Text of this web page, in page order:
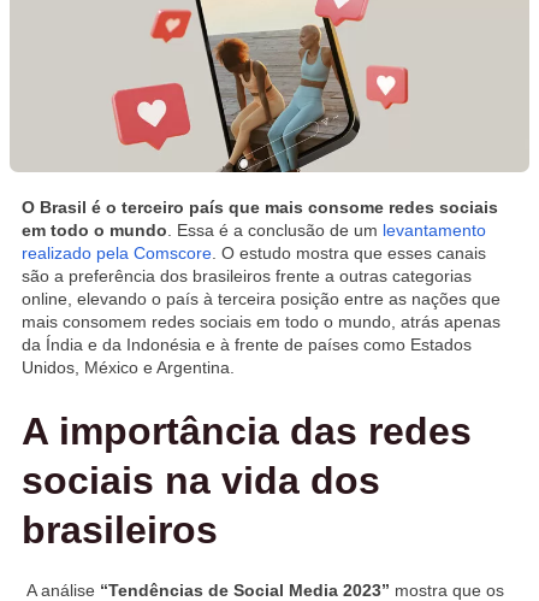
O Brasil é o terceiro país que mais consome redes sociais
em todo o mundo. Essa é a conclusão de um levantamento
realizado pela Comscore. O estudo mostra que esses canais
são a preferência dos brasileiros frente a outras categorias
online, elevando o país à terceira posição entre as nações que
mais consomem redes sociais em todo o mundo, atrás apenas
da Índia e da Indonésia e à frente de países como Estados
Unidos, México e Argentina.
A importância das redes
sociais na vida dos
brasileiros
A análise “Tendências de Social Media 2023” mostra que os